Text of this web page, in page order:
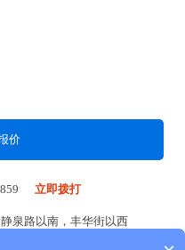
价
立即拨打
泉路以南，丰华街以西